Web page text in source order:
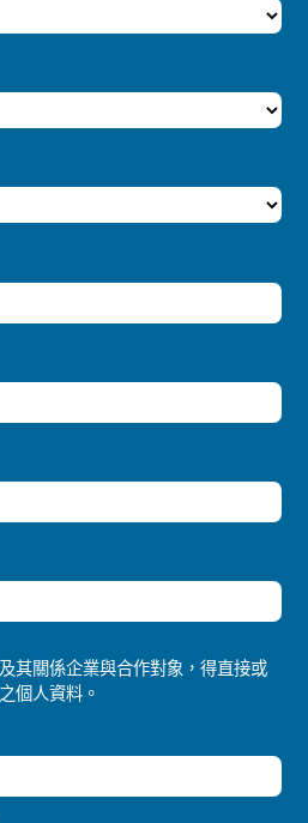
其關係企業與合作對象，得直接或
個人資料。